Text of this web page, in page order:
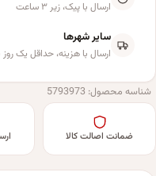
ارسال با پیک، زیر ۳ ساعت
سایر شهرها
ارسال با هزینه، حداقل یک
شناسه محصول: 5793973
ضمانت اصالت کالا